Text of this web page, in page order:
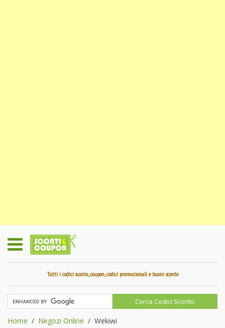
Tutti i codici sconto, coupon, codici promozionali e buoni sconto
Home Negozi Online Wekiwi